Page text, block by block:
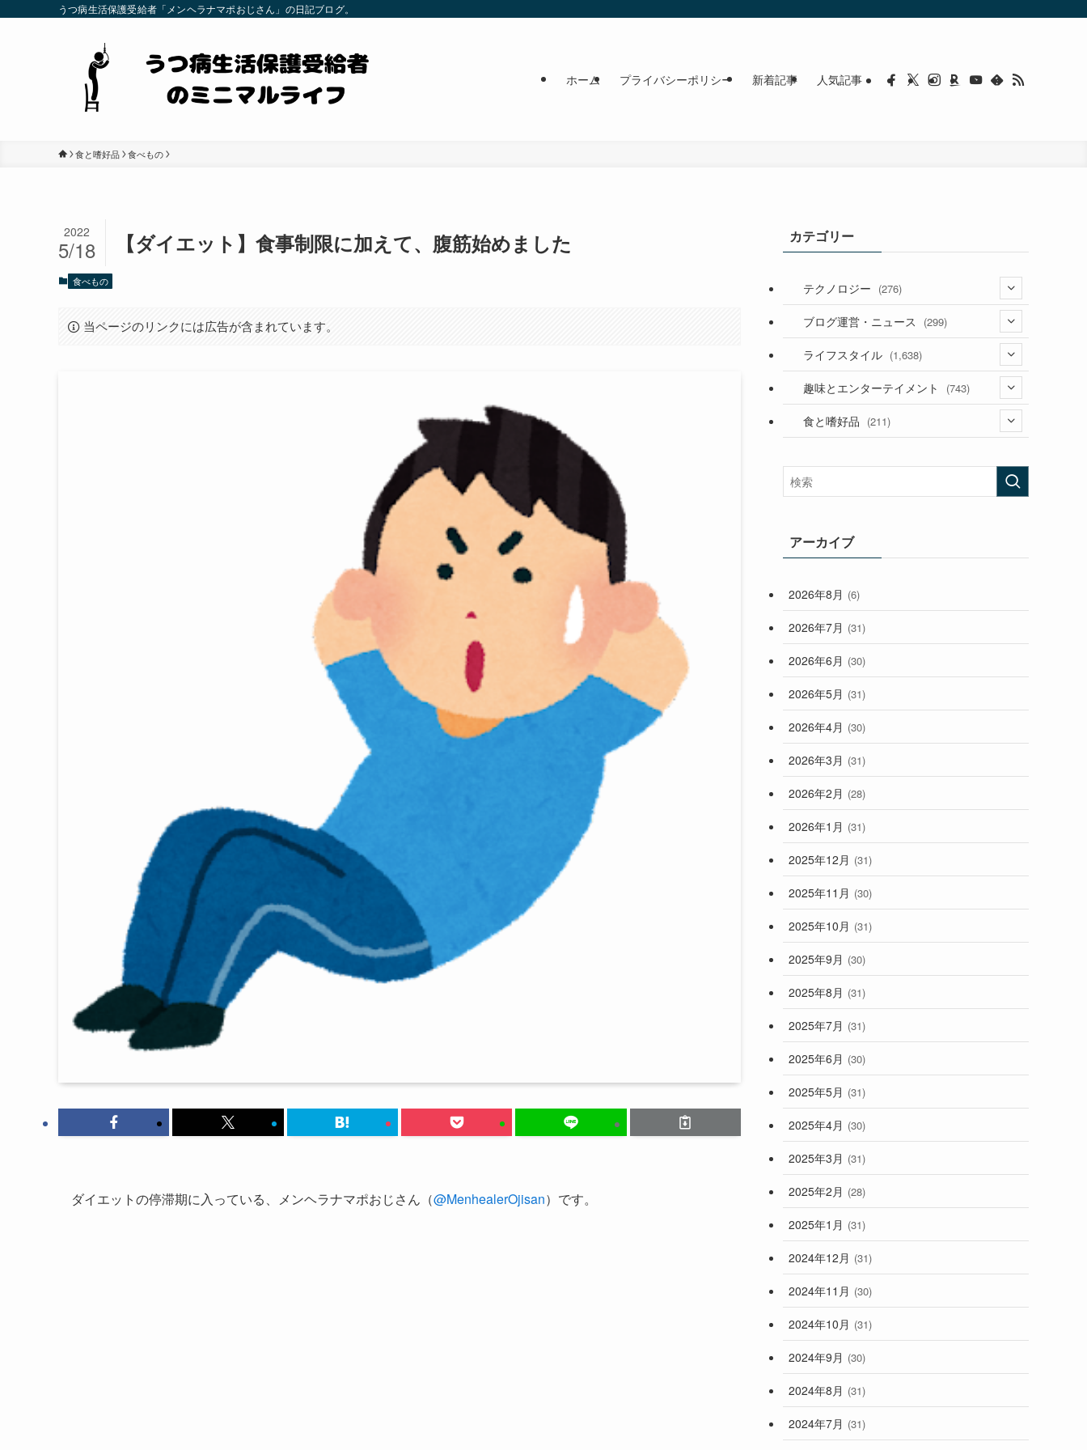
うつ病生活保護受給者「メンヘラナマポおじさん」の日記ブログ。
ホーム プライバシーポリシー 新着記事 人気記事
食と嗜好品 食べもの
【ダイエット】食事制限に加えて、腹筋始めました
2022
5/18
食べもの
当ページのリンクには広告が含まれています。
ダイエットの停滞期に入っている、メンヘラナマポおじさん（@MenhealerOjisan）です。
カテゴリー
テクノロジー (276)
(36)
(187)
(53)
ブログ運営・ニュース (299)
(118)
(181)
ライフスタイル (1,638)
(394)
(282)
(33)
(248)
趣味とエンターテイメント (743)
(56)
(473)
食と嗜好品 (211)
アーカイブ
2026年8月 (6)
2026年7月 (31)
2026年6月 (30)
2026年5月 (31)
2026年4月 (30)
2026年3月 (31)
2026年2月 (28)
2026年1月 (31)
2025年12月 (31)
2025年11月 (30)
2025年10月 (31)
2025年9月 (30)
2025年8月 (31)
2025年7月 (31)
2025年6月 (30)
2025年5月 (31)
2025年4月 (30)
2025年3月 (31)
2025年2月 (28)
2025年1月 (31)
2024年12月 (31)
2024年11月 (30)
2024年10月 (31)
2024年9月 (30)
2024年8月 (31)
2024年7月 (31)